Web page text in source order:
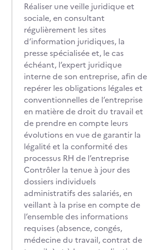
Réaliser une veille juridique et
sociale, en consultant
régulièrement les sites
d’information juridiques, la
presse spécialisée et, le cas
échéant, l’expert juridique
interne de son entreprise, afin de
repérer les obligations légales et
conventionnelles de l’entreprise
en matière de droit du travail et
de prendre en compte leurs
évolutions en vue de garantir la
légalité et la conformité des
processus RH de l’entreprise
Contrôler la tenue à jour des
dossiers individuels
administratifs des salariés, en
veillant à la prise en compte de
l’ensemble des informations
requises (absence, congés,
médecine du travail, contrat de